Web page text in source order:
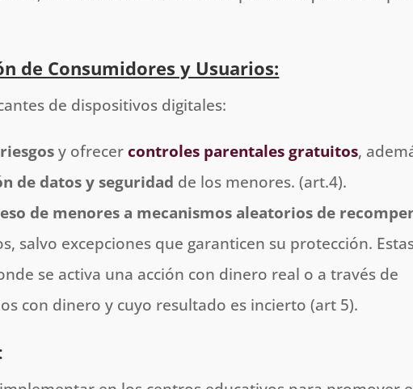
de Consumidores y Usuarios:
de dispositivos digitales:
y ofrecercontroles parentales gratuitos,
de datos y seguridad de los menores. (art.4).
de menores a mecanismos aleatorios de
salvo excepciones que garanticen su protección.
se activa una acción con dinero real o a través de
con dinero y cuyo resultado es incierto (art 5).
: